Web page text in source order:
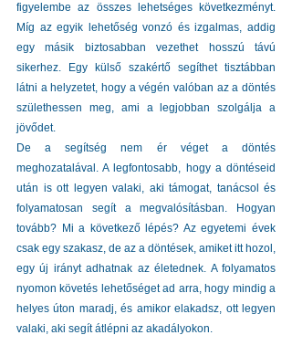
figyelembe az összes lehetséges következményt.
Míg az egyik lehetőség vonzó és izgalmas, addig
egy másik biztosabban vezethet hosszú távú
sikerhez. Egy külső szakértő segíthet tisztábban
látni a helyzetet, hogy a végén valóban az a döntés
születhessen meg, ami a legjobban szolgálja a
jövődet.
De a segítség nem ér véget a döntés
meghozatalával. A legfontosabb, hogy a döntéseid
után is ott legyen valaki, aki támogat, tanácsol és
folyamatosan segít a megvalósításban. Hogyan
tovább? Mi a következő lépés? Az egyetemi évek
csak egy szakasz, de az a döntések, amiket itt hozol,
egy új irányt adhatnak az életednek. A folyamatos
nyomon követés lehetőséget ad arra, hogy mindig a
helyes úton maradj, és amikor elakadsz, ott legyen
valaki, aki segít átlépni az akadályokon.